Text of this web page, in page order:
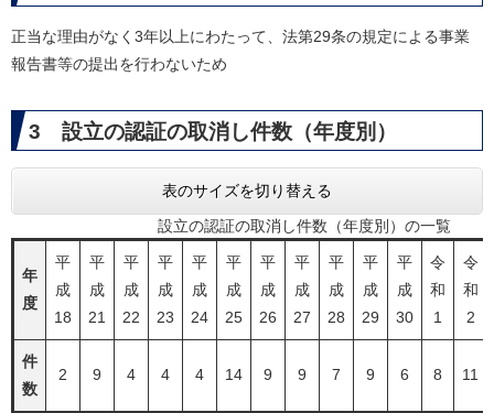
正当な理由がなく3年以上にわたって、法第29条の規定による事業
報告書等の提出を行わないため
3 設立の認証の取消し件数（年度別）
表のサイズを切り替える
設立の認証の取消し件数（年度別）の一覧
年
度
平
成
18
平
成
21
平
成
22
平
成
23
平
成
24
平
成
25
平
成
26
平
成
27
平
成
28
平
成
29
平
成
30
令
和
1
令
和
2
件
数
2 9 4 4 4 14 9 9 7 9 6 8 11